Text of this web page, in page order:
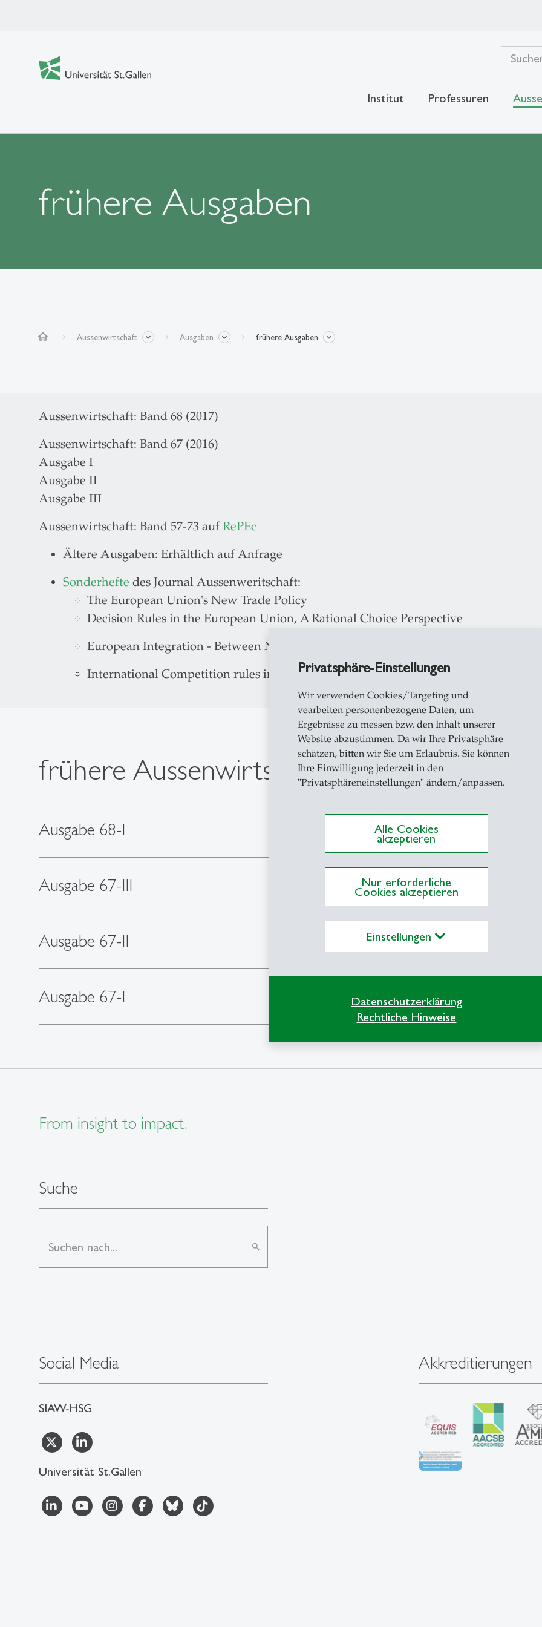
Privatsphäre-Einstellungen
Wir verwenden Cookies/Targeting und
vearbeiten personenbezogene Daten, um
Ergebnisse zu messen bzw. den Inhalt unserer
Website abzustimmen. Da wir Ihre Privatsphäre
schätzen, bitten wir Sie um Erlaubnis. Sie können
Ihre Einwilligung jederzeit in den
"Privatsphäreneinstellungen" ändern/anpassen.
Alle Cookies
akzeptieren
Nur erforderliche
Cookies akzeptieren
Einstellungen
Datenschutzerklärung
Rechtliche Hinweise
Institut Professuren
frühere Ausgaben
home Aussenwirtschaft Ausgaben frühere Ausgaben
Aussenwirtschaft: Band 68 (2017)
Aussenwirtschaft: Band 67 (2016)
Ausgabe I
Ausgabe II
Ausgabe III
Aussenwirtschaft: Band 57-73 auf RePEc
Ältere Ausgaben: Erhältlich auf Anfrage
Sonderhefte des Journal Aussenweritschaft:
The European Union's New Trade Policy
Decision Rules in the European Union, A Rational Choice Perspective
European Integration - Between Nation and Federation
International Competition rules in the GATT/ WTO System
frühere Aussenwirtschaft Ausgaben
Ausgabe 68-I
Ausgabe 67-III
Ausgabe 67-II
Ausgabe 67-I
From insight to impact.
Suche
search
Social Media
SIAW-HSG
Universität St.Gallen
Akkreditierungen